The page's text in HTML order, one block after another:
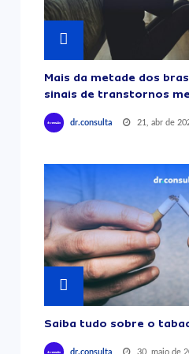
Mais da metade dos
sinais de transtornos
dr.consulta 21, abr de
Saiba tudo sobre o
dr.consulta 30, maio de